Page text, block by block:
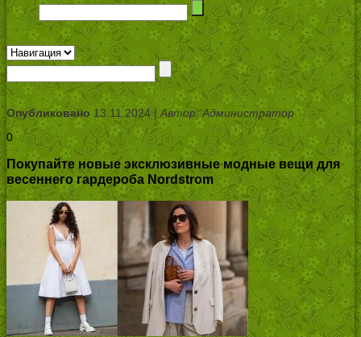
Опубликовано13.11.2024 | Автор: Администратор
0
Покупайте новые эксклюзивные модные вещи для
весеннего гардероба Nordstrom